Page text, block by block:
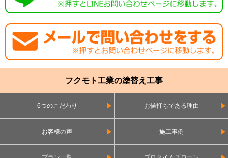
フクモト工業の塗替え工事
6つのこだわり お値打ちである理由
お客様の声 施工事例